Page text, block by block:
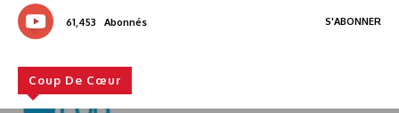
61,453 Abonnés S'ABONNER
Coup De Cœur